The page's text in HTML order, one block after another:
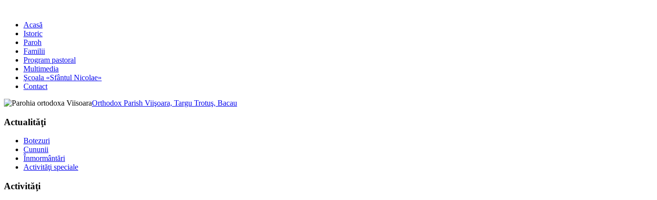
Acasă
Istoric
Paroh
Familii
Program pastoral
Multimedia
Şcoala «Sfântul Nicolae»
Contact
Orthodox Parish Viişoara, Targu Trotuş, Bacau
Actualităţi
Botezuri
Cununii
Înmormântări
Activităţi speciale
Activităţi